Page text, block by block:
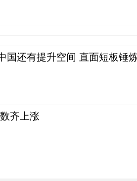
国还有提升空间 直面短板锤
齐上涨